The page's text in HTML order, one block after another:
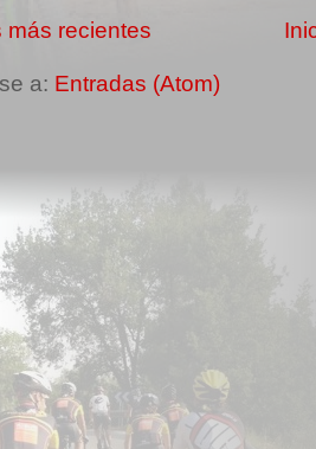
más recientes
a: Entradas (Atom)